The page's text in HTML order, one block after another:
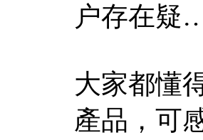
户存在疑
大家都懂
產品，可